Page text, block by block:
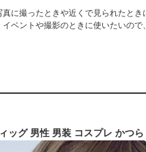
に撮ったときや近くで見られたとき
ベントや撮影のときに使いたいの